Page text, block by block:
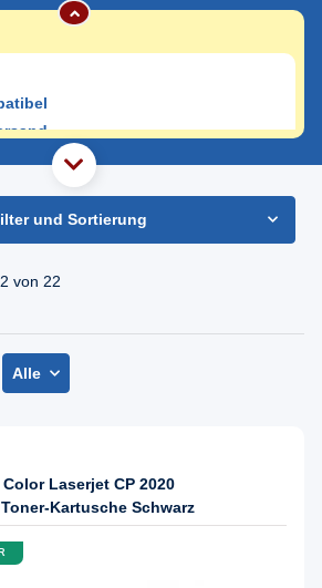
Beratungund Sortierung
von 22
Alle
Laserjet CP 2020
Kartusche Schwarz